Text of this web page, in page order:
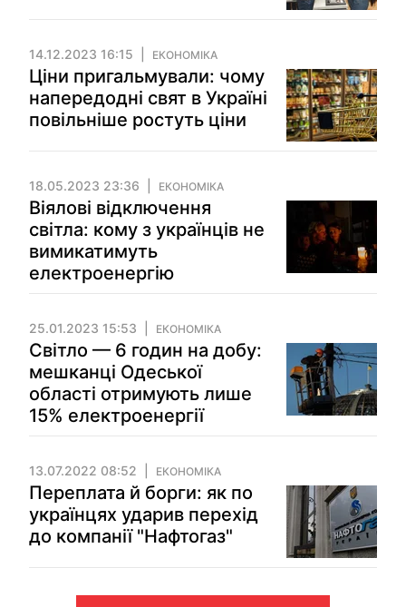
14.12.2023 16:15 ЕКОНОМІКА
Ціни пригальмували: чому
напередодні свят в Україні
повільніше ростуть ціни
18.05.2023 23:36 ЕКОНОМІКА
Віялові відключення
світла: кому з українців не
вимикатимуть
електроенергію
25.01.2023 15:53 ЕКОНОМІКА
Світло — 6 годин на добу:
мешканці Одеської
області отримують лише
15% електроенергії
13.07.2022 08:52 ЕКОНОМІКА
Переплата й борги: як по
українцях ударив перехід
до компанії "Нафтогаз"